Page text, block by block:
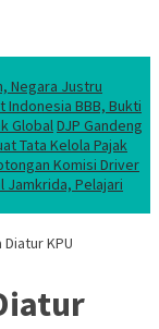
Negara Justru
Indonesia BBB, Bukti
GlobalDJP Gandeng
Tata Kelola Pajak
Komisi Driver
Jamkrida, Pelajari
KPU